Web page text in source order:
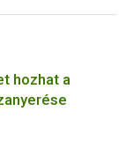
hozhat a